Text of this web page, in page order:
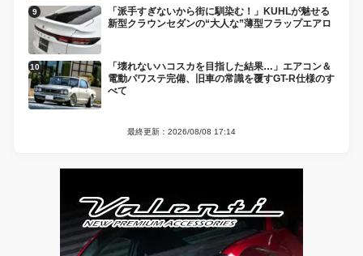
「派手すぎないから街に馴染む！」KUHLが魅せる
新型クラウンセダンの“大人な”薄型フラップエアロ
「壊れないハコスカを目指した結果…」エアコン＆
電動パワステ完備、旧車の常識を覆すGT-R仕様のす
べて
最終更新：2026/08/08 17:14